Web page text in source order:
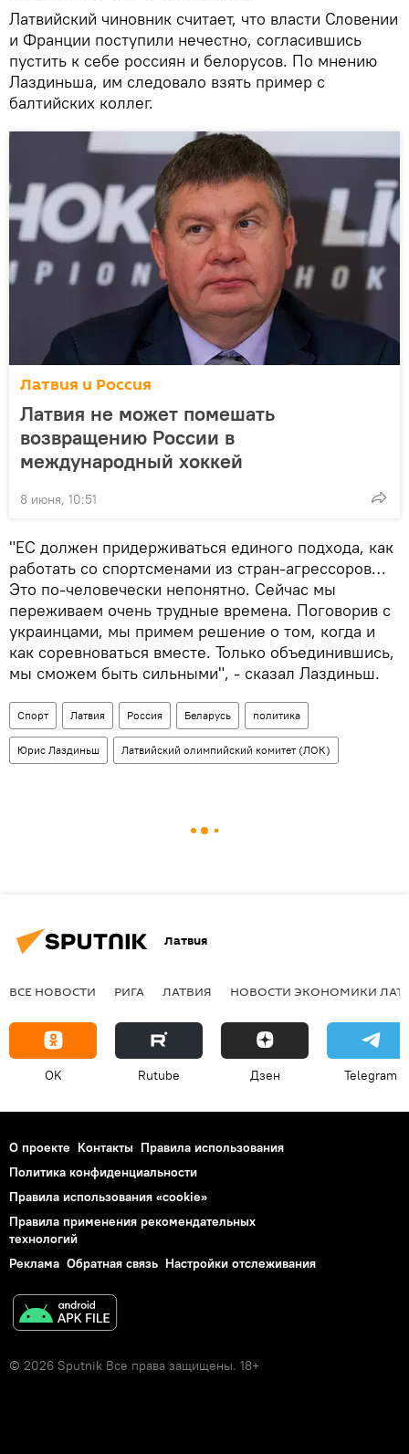
Латвийский чиновник считает, что власти Словении
и Франции поступили нечестно, согласившись
пустить к себе россиян и белорусов. По мнению
Лаздиньша, им следовало взять пример с
балтийских коллег.
Латвия и Россия
Латвия не может помешать
возвращению России в
международный хоккей
8 июня, 10:51
"ЕС должен придерживаться единого подхода, как
работать со спортсменами из стран-агрессоров…
Это по-человечески непонятно. Сейчас мы
переживаем очень трудные времена. Поговорив с
украинцами, мы примем решение о том, когда и
как соревноваться вместе. Только объединившись,
мы сможем быть сильными", - сказал Лаздиньш.
Спорт Латвия Россия Беларусь политика
Юрис Лаздиньш Латвийский олимпийский комитет (ЛОК)
Латвия
ВСЕ НОВОСТИ РИГА ЛАТВИЯ НОВОСТИ ЭКОНОМИКИ
OK Rutube Дзен Telegram
О проекте Контакты Правила использования
Политика конфиденциальности
Правила использования «cookie»
Правила применения рекомендательных
технологий
Реклама Обратная связь Настройки отслеживания
© 2026 Sputnik Все права защищены. 18+